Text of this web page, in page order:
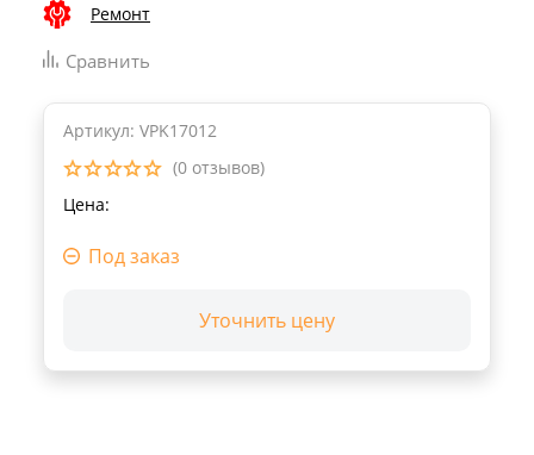
Ремонт
Сравнить
Артикул: VPK17012
(0 отзывов)
Цена:
Под заказ
Уточнить цену